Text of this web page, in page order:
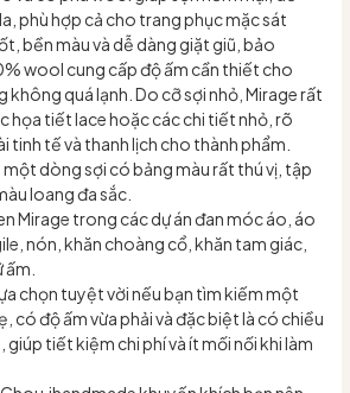
phù hợp cả cho trang phục mặc sát
bền màu và dễ dàng giặt giũ, bảo
wool cung cấp độ ấm cần thiết cho
không quá lạnh. Do cỡ sợi nhỏ, Mirage rất
họa tiết lace hoặc các chi tiết nhỏ, rõ
tinh tế và thanh lịch cho thành phẩm.
một dòng sợi có bảng màu rất thú vị, tập
loang đa sắc.
Mirage trong các dự án đan móc áo, áo
nón, khăn choàng cổ, khăn tam giác,
chọn tuyệt vời nếu bạn tìm kiếm một
có độ ấm vừa phải và đặc biệt là có chiều
giúp tiết kiệm chi phí và ít mối nối khi làm